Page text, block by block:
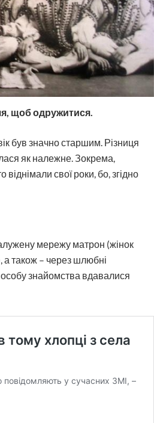
щоб одружитися.
був значно старшим. Різниця
як належне. Зокрема,
віднімали свої роки, бо, згідно
мережу матрон (жінок
а також – через шлюбні
знайомства вдавалися